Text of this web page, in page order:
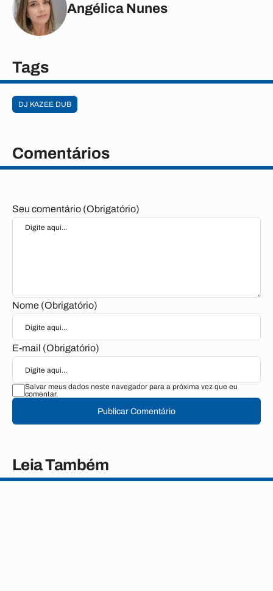
Angélica Nunes
Tags
DJ KAZEE DUB
Comentários
Seu comentário (Obrigatório)
Nome (Obrigatório)
E-mail (Obrigatório)
Salvar meus dados neste navegador para a próxima vez que eu
comentar.
Publicar Comentário
Leia Também